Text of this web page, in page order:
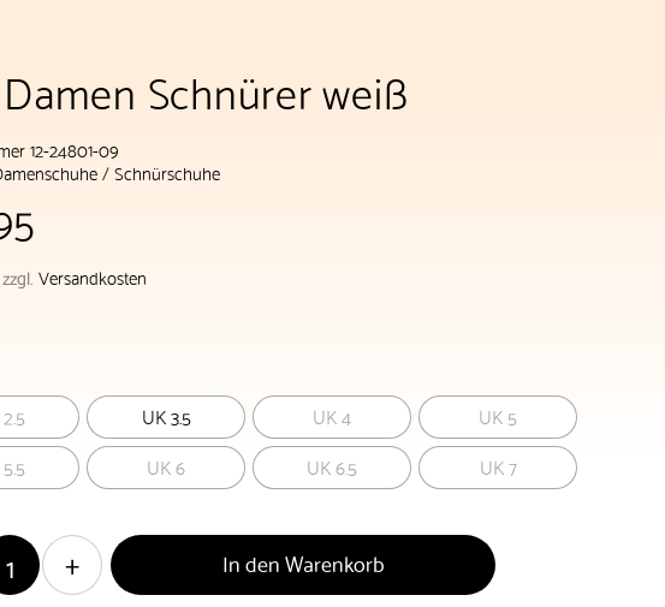
Schnürer weiß
12-24801-09
/Schnürschuhe
zzgl.Versandkosten
UK 3.5 UK 4
UK 5
UK 6 UK 6.5 UK 7
In den Warenkorb